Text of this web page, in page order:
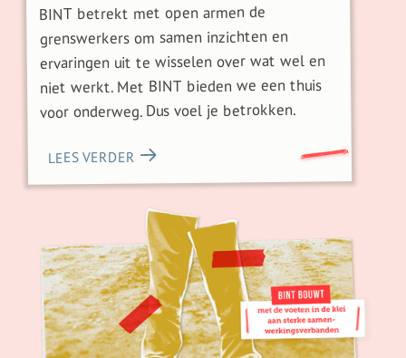
BINT betrekt met open armen de
grenswerkers om samen inzichten en
ervaringen uit te wisselen over wat wel en
niet werkt. Met BINT bieden we een thuis
voor onderweg. Dus voel je betrokken.
LEES VERDER